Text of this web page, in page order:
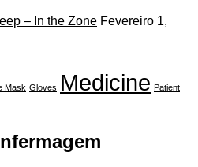
– In the Zone Fevereiro 1,
Mask Gloves Medicine Patient